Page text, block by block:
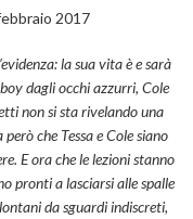
2017
la sua vita è e sarà
dagli occhi azzurri, Cole
non si sta rivelando una
che Tessa e Cole siano
E ora che le lezioni stanno
pronti a lasciarsi alle spalle
da sguardi indiscreti,